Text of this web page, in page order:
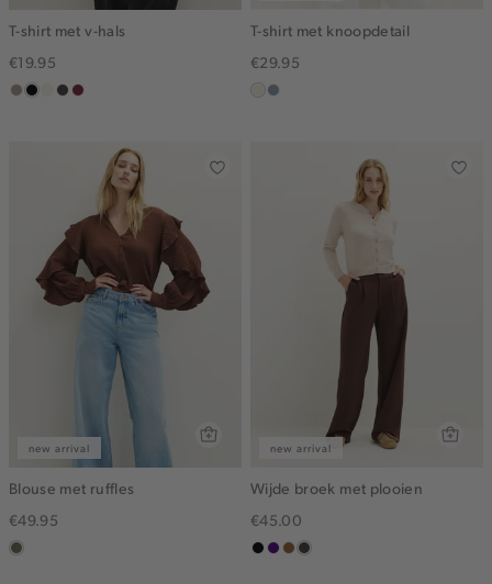
T-shirt met v-hals
€19.95
taupe,zwart
wit,chocobordeaux
T-shirt met knoopdetail
€29.95
ecrudusty
new arrival
Blouse met ruffles
€49.95
middenbruin
new arrival
Wijde broek met plooien
€45.00
zwart
indigo
deepmocca
choco